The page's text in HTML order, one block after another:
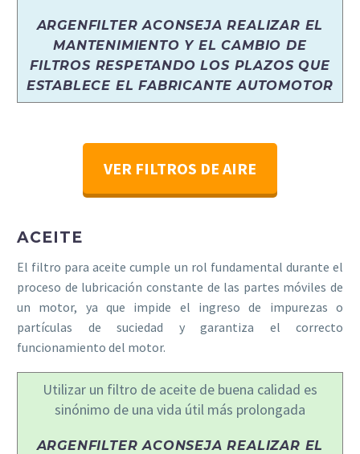
ARGENFILTER ACONSEJA REALIZAR EL
MANTENIMIENTO Y EL CAMBIO DE
FILTROS RESPETANDO LOS PLAZOS QUE
ESTABLECE EL FABRICANTE AUTOMOTOR
VER FILTROS DE AIRE
ACEITE
El filtro para aceite cumple un rol fundamental durante el
proceso de lubricación constante de las partes móviles de
un motor, ya que impide el ingreso de impurezas o
partículas de suciedad y garantiza el correcto
funcionamiento del motor.
Utilizar un filtro de aceite de buena calidad es
sinónimo de una vida útil más prolongada
ARGENFILTER ACONSEJA REALIZAR EL